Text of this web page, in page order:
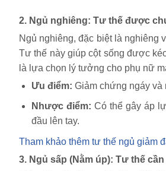
2. Ngủ nghiêng: Tư thế được
Ngủ nghiêng, đặc biệt là nghiêng
Tư thế này giúp cột sống được
là lựa chọn lý tưởng cho phụ nữ
Ưu điểm: Giảm chứng ngáy
Nhược điểm: Có thể gây áp
đầu lên tay.
Tham khảo thêm tư thế ngủ giảm
3. Ngủ sấp (Nằm úp): Tư thế